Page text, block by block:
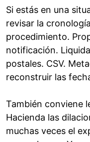
Si estás en una
revisar la
procedimiento.
notificación.
postales. CSV.
reconstruir las
También conviene
Hacienda las
muchas veces el